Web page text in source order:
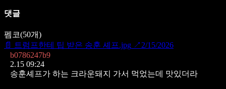
댓글
펨코(50개)
📄
트럼프한테 팁 받은 송훈 셰프.jpg ↗ 2/15/2026
b0786247b9
2.15 09:24
송훈셰프가 하는 크라운돼지 가서 먹었는데 맛있더라